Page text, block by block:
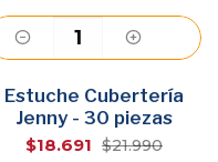
Agregar
Estuche Cubertería
Jenny - 30 piezas
$18.691 $21.990